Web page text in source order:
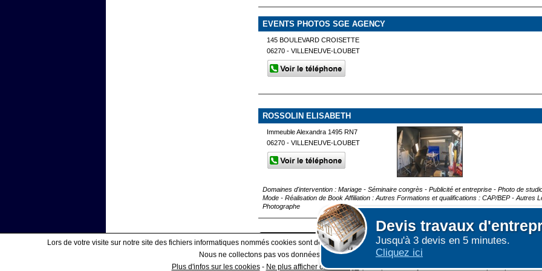
Devis travaux
Jusqu'à 3 devis en 5 minutes.
Cliquez ici
EVENTS PHOTOS SGE AGENCY
145 BOULEVARD CROISETTE
06270 - VILLENEUVE-LOUBET
ROSSOLIN ELISABETH
Immeuble Alexandra 1495 RN7
06270 - VILLENEUVE-LOUBET
Domaines d'intervention : Mariage - Séminaire congrès - Publicité et entreprise - Photo de
Mode - Réalisation de Book Affiliation : Autres Formations et qualifications : CAP/BEP - Autres
Photographe
Afficher plus de prestataires dans un rayon de 50km
Affiner votre recherche
Lors de votre visite sur notre site des fichiers informatiques nommés cookies sont déposés sur votre terminal. Ces cookies sont utilisés pour la
Nous ne collectons pas vos données personnelles au travers des cookies à des fins publicitaires ni pour
Plus d'infos sur les cookies- Ne plus afficher ce message(vous pouvez toujours consulter notre politique de